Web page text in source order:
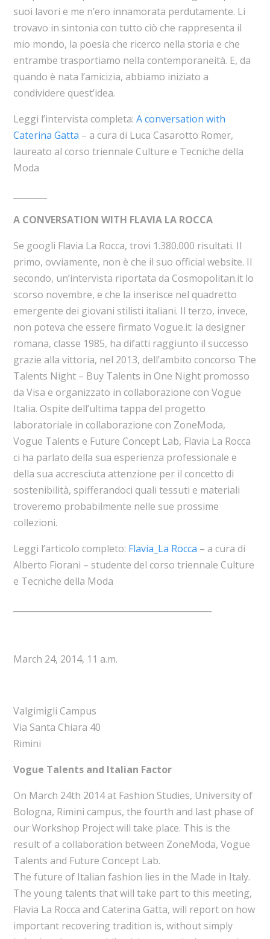
suoi lavori e me n’ero innamorata perdutamente. Li
trovavo in sintonia con tutto ciò che rappresenta il
mio mondo, la poesia che ricerco nella storia e che
entrambe trasportiamo nella contemporaneità. E, da
quando è nata l’amicizia, abbiamo iniziato a
condividere quest’idea.
Leggi l’intervista completa: A conversation with
Caterina Gatta – a cura di Luca Casarotto Romer,
laureato al corso triennale Culture e Tecniche della
Moda
A CONVERSATION WITH FLAVIA LA ROCCA
Se googli Flavia La Rocca, trovi 1.380.000 risultati. Il
primo, ovviamente, non è che il suo official website. Il
secondo, un’intervista riportata da Cosmopolitan.it lo
scorso novembre, e che la inserisce nel quadretto
emergente dei giovani stilisti italiani. Il terzo, invece,
non poteva che essere firmato Vogue.it: la designer
romana, classe 1985, ha difatti raggiunto il successo
grazie alla vittoria, nel 2013, dell’ambito concorso The
Talents Night – Buy Talents in One Night promosso
da Visa e organizzato in collaborazione con Vogue
Italia. Ospite dell’ultima tappa del progetto
laboratoriale in collaborazione con ZoneModa,
Vogue Talents e Future Concept Lab, Flavia La Rocca
ci ha parlato della sua esperienza professionale e
della sua accresciuta attenzione per il concetto di
sostenibilità, spifferandoci quali tessuti e materiali
troveremo probabilmente nelle sue prossime
collezioni.
Leggi l’articolo completo: Flavia_La Rocca – a cura di
Alberto Fiorani – studente del corso triennale Culture
e Tecniche della Moda
March 24, 2014, 11 a.m.
Valgimigli Campus
Via Santa Chiara 40
Rimini
Vogue Talents and Italian Factor
On March 24th 2014 at Fashion Studies, University of
Bologna, Rimini campus, the fourth and last phase of
our Workshop Project will take place. This is the
result of a collaboration between ZoneModa, Vogue
Talents and Future Concept Lab.
The future of Italian fashion lies in the Made in Italy.
The young talents that will take part to this meeting,
Flavia La Rocca and Caterina Gatta, will report on how
important recovering tradition is, without simply